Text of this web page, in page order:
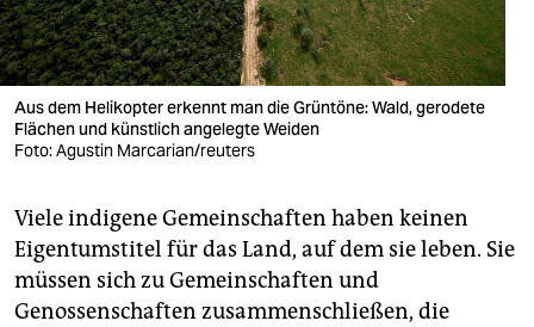
Aus dem Helikopter erkennt man die Grün­töne: Wald, gerodete
Flächen und künstlich angelegte Weiden
Foto: Agustin Marcarian/reuters
Viele indigene Gemeinschaften haben keinen
Eigentumstitel für das Land, auf dem sie leben. Sie
müssen sich zu Gemeinschaften und
Genossenschaften zusammenschließen, die